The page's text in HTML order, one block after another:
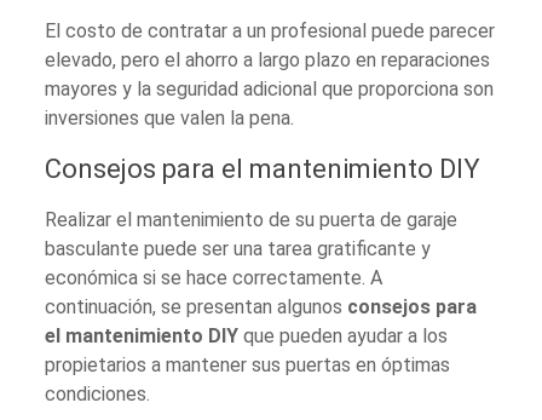
El costo de contratar a un profesional puede parecer
elevado, pero el ahorro a largo plazo en reparaciones
mayores y la seguridad adicional que proporciona son
inversiones que valen la pena.
Consejos para el mantenimiento DIY
Realizar el mantenimiento de su puerta de garaje
basculante puede ser una tarea gratificante y
económica si se hace correctamente. A
continuación, se presentan algunos consejos para
el mantenimiento DIY que pueden ayudar a los
propietarios a mantener sus puertas en óptimas
condiciones.